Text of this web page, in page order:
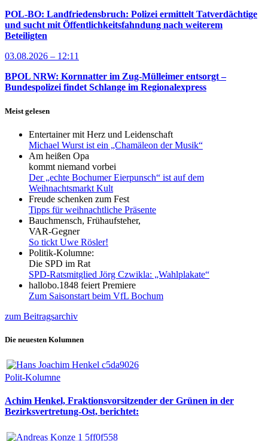
POL-BO: Landfriedensbruch: Polizei ermittelt Tatverdächtige
und sucht mit Öffentlichkeitsfahndung nach weiterem
Beteiligten
03.08.2026 – 12:11
BPOL NRW: Kornnatter im Zug-Mülleimer entsorgt –
Bundespolizei findet Schlange im Regionalexpress
Meist gelesen
Entertainer mit Herz und Leidenschaft
Michael Wurst ist ein „Chamäleon der Musik“
Am heißen Opa
kommt niemand vorbei
Der „echte Bochumer Eierpunsch“ ist auf dem
Weihnachtsmarkt Kult
Freude schenken zum Fest
Tipps für weihnachtliche Präsente
Bauchmensch, Frühaufsteher,
VAR-Gegner
So tickt Uwe Rösler!
Politik-Kolumne:
Die SPD im Rat
SPD-Ratsmitglied Jörg Czwikla: „Wahlplakate“
hallobo.1848 feiert Premiere
Zum Saisonstart beim VfL Bochum
zum Beitragsarchiv
Die neuesten Kolumnen
Polit-Kolumne
Achim Henkel, Fraktionsvorsitzender der Grünen in der
Bezirksvertretung-Ost, berichtet: